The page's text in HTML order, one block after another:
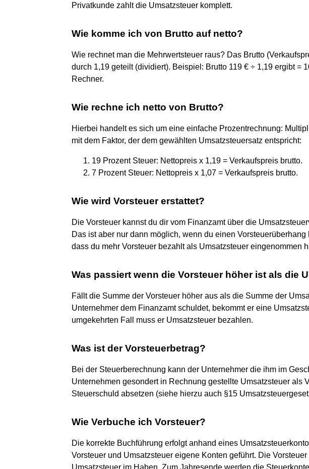
Privatkunde zahlt die Umsatzsteuer komplett.
Wie komme ich von Brutto auf netto?
Wie rechnet man die Mehrwertsteuer raus? Das Brutto
durch 1,19 geteilt (dividiert). Beispiel: Brutto 119 € ÷ 1,19 ergibt =
Rechner.
Wie rechne ich netto von Brutto?
Hierbei handelt es sich um eine einfache Prozentrechnung:
mit dem Faktor, der dem gewählten Umsatzsteuersatz entspricht:
19 Prozent Steuer: Nettopreis x 1,19 = Verkaufspreis brutto.
7 Prozent Steuer: Nettopreis x 1,07 = Verkaufspreis brutto.
Wie wird Vorsteuer erstattet?
Die Vorsteuer kannst du dir vom Finanzamt über die
Das ist aber nur dann möglich, wenn du einen
dass du mehr Vorsteuer bezahlt als Umsatzsteuer eingenommen
Was passiert wenn die Vorsteuer höher ist als die
Fällt die Summe der Vorsteuer höher aus als die Summe der
Unternehmer dem Finanzamt schuldet, bekommt er eine
umgekehrten Fall muss er Umsatzsteuer bezahlen.
Was ist der Vorsteuerbetrag?
Bei der Steuerberechnung kann der Unternehmer die ihm im
Unternehmen gesondert in Rechnung gestellte Umsatzsteuer als
Steuerschuld absetzen (siehe hierzu auch §15
Wie Verbuche ich Vorsteuer?
Die korrekte Buchführung erfolgt anhand eines
Vorsteuer und Umsatzsteuer eigene Konten geführt. Die
Umsatzsteuer im Haben. Zum Jahresende werden die